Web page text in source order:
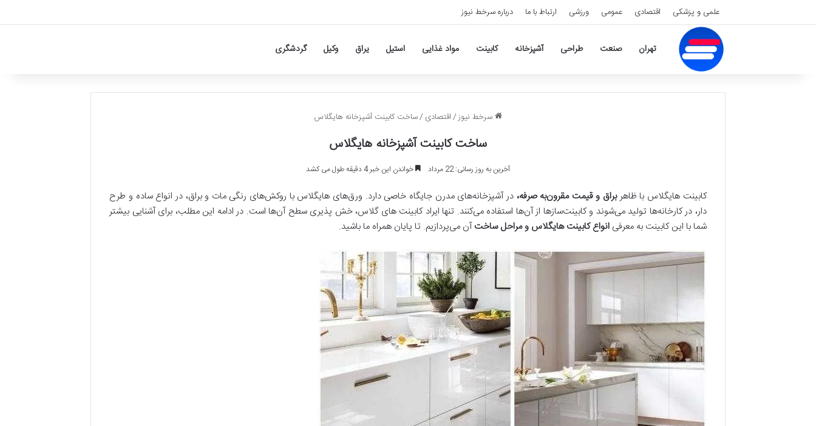
علمی و پزشکی اقتصادی عمومی ورزشی ارتباط با ما درباره سرخط نیوز
تهران صنعت طراحی آشپزخانه کابینت مواد غذایی استیل یراق وکیل گردشگری
سرخط نیوز/اقتصادی /ساخت کابینت آشپزخانه هایگلاس
ساخت کابینت آشپزخانه هایگلاس
آخرین به روز رسانی: 22 مرداد خواندن این خبر 4 دقیقه طول می کشد
کابینت هایگلاس با ظاهربراق و قیمت مقرون‌به صرفه، در آشپزخانه‌های مدرن جایگاه خاصی دارد. ورق‌های هایگلاس با روکش‌های رنگی مات و براق، در انواع ساده و طرح
دار، در کارخانه‌ها تولید می‌شوند و کابینت‌سازها از آن‌ها استفاده می‌کنند. تنها ایراد کابینت های گلاس، خش پذیری سطح آن‌ها است. در ادامه این مطلب، برای آشنایی بیشتر
شما با این کابینت به معرفیانواع کابینت هایگلاس و مراحل ساختآن می‌پردازیم. تا پایان همراه ما باشید.